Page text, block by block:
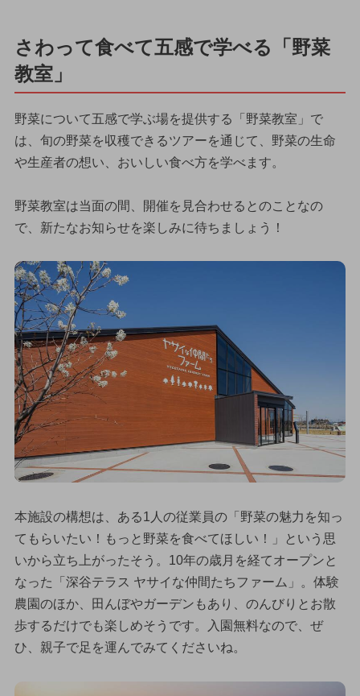
さわって食べて五感で学べる「野菜
教室」
野菜について五感で学ぶ場を提供する「野菜教室」で
は、旬の野菜を収穫できるツアーを通じて、野菜の生命
や生産者の想い、おいしい食べ方を学べます。
野菜教室は当面の間、開催を見合わせるとのことなの
で、新たなお知らせを楽しみに待ちましょう！
本施設の構想は、ある1人の従業員の「野菜の魅力を知っ
てもらいたい！もっと野菜を食べてほしい！」という思
いから立ち上がったそう。10年の歳月を経てオープンと
なった「深谷テラス ヤサイな仲間たちファーム」。体験
農園のほか、田んぼやガーデンもあり、のんびりとお散
歩するだけでも楽しめそうです。入園無料なので、ぜ
ひ、親子で足を運んでみてくださいね。